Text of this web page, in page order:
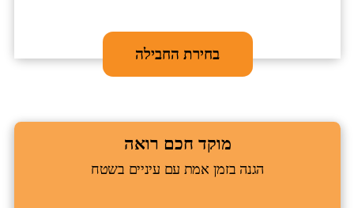
בחירת החבילה
מוקד חכם רואה
הגנה בזמן אמת עם עיניים בשטח